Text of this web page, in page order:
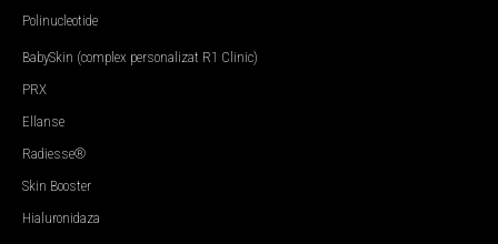
BabySkin (complex personalizat R1 Clinic)
PRX
Ellanse
Radiesse®
Skin Booster
Hialuronidaza
Polinucleotide